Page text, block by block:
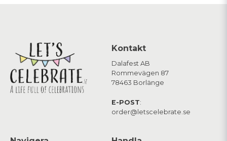
Kontakt
Dalafest AB
Rommevägen 87
78463 Borlänge
E-POST:
order@letscelebrate.se